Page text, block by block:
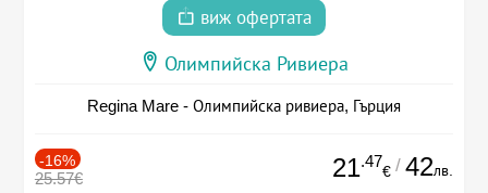
виж офертата
Олимпийска Ривиера
Regina Mare - Олимпийска ривиера, Гърция
-16%
25.57€ 21.47
€ / 42лв.